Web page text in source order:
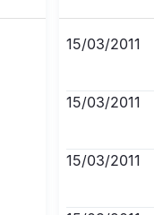
15/03/2011
15/03/2011
15/03/2011